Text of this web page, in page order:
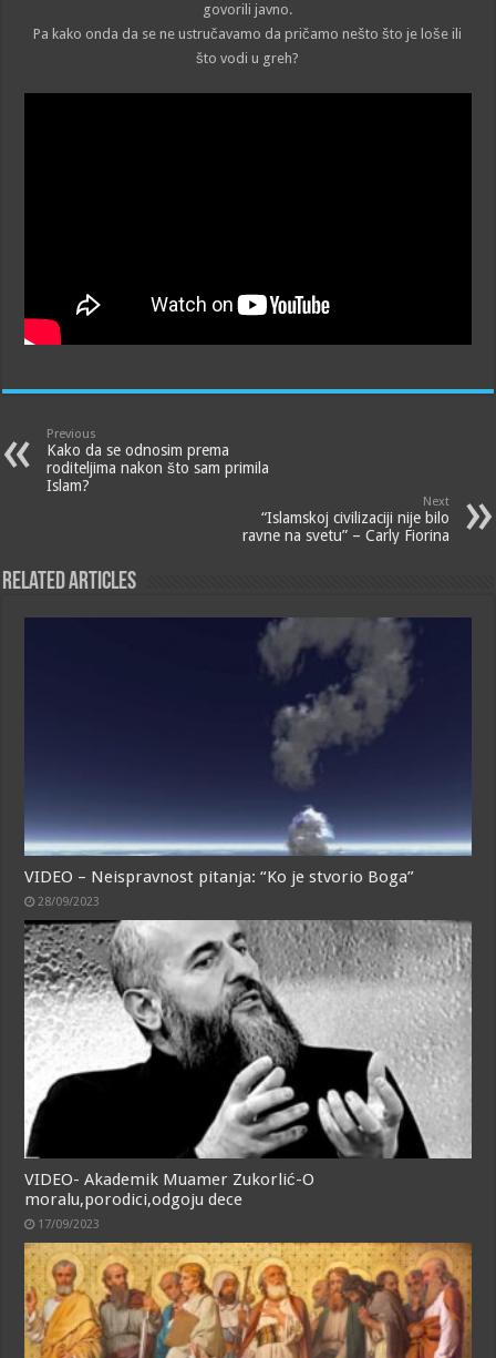
govorili javno.
Pa kako onda da se ne ustručavamo da pričamo nešto što je loše ili
što vodi u greh?
Previous
Kako da se odnosim prema
roditeljima nakon što sam primila
Islam?
Next
“Islamskoj civilizaciji nije bilo
ravne na svetu” – Carly Fiorina
Related Articles
VIDEO – Neispravnost pitanja: “Ko je stvorio Boga”
28/09/2023
VIDEO- Akademik Muamer Zukorlić-O
moralu,porodici,odgoju dece
17/09/2023